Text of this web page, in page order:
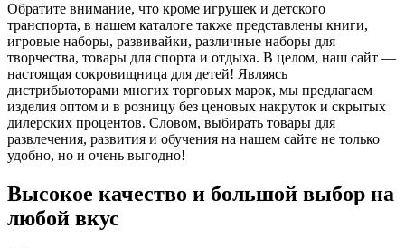
Обратите внимание, что кроме игрушек и детского
транспорта, в нашем каталоге также представлены книги,
игровые наборы, развивайки, различные наборы для
творчества, товары для спорта и отдыха. В целом, наш сайт —
настоящая сокровищница для детей! Являясь
дистрибьюторами многих торговых марок, мы предлагаем
изделия оптом и в розницу без ценовых накруток и скрытых
дилерских процентов. Словом, выбирать товары для
развлечения, развития и обучения на нашем сайте не только
удобно, но и очень выгодно!
Высокое качество и большой выбор на
любой вкус